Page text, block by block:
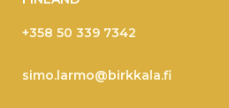
+358 50 339 7342
simo.larmo@birkkala.fi